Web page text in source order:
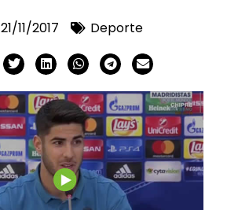
21/11/2017 Deporte